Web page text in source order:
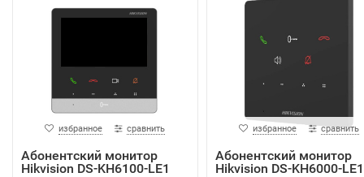
избранное сравнить
Абонентский монитор
Hikvision DS-KH6100-LE1
избранное сравнить
Абонентский монитор
Hikvision DS-KH6000-LE1